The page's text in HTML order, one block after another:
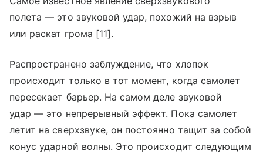
полета — это звуковой удар, похожий на взрыв
или раскат грома [11].
Распространено заблуждение, что хлопок
происходит только в тот момент, когда самолет
пересекает барьер. На самом деле звуковой
удар — это непрерывный эффект. Пока самолет
летит на сверхзвуке, он постоянно тащит за собой
конус ударной волны. Это происходит следующим